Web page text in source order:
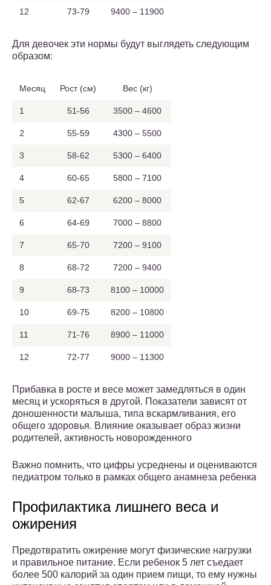
12 73-79 9400 – 11900
Для девочек эти нормы будут выглядеть следующим
образом:
Месяц Рост (см) Вес (кг)
1 51-56 3500 – 4600
2 55-59 4300 – 5500
3 58-62 5300 – 6400
4 60-65 5800 – 7100
5 62-67 6200 – 8000
6 64-69 7000 – 8800
7 65-70 7200 – 9100
8 68-72 7200 – 9400
9 68-73 8100 – 10000
10 69-75 8200 – 10800
11 71-76 8900 – 11000
12 72-77 9000 – 11300
Прибавка в росте и весе может замедляться в один
месяц и ускоряться в другой. Показатели зависят от
доношенности малыша, типа вскармливания, его
общего здоровья. Влияние оказывает образ жизни
родителей, активность новорожденного
Важно помнить, что цифры усреднены и оцениваются
педиатром только в рамках общего анамнеза ребенка
Профилактика лишнего веса и
ожирения
Предотвратить ожирение могут физические нагрузки
и правильное питание. Если ребенок 5 лет съедает
более 500 калорий за один прием пищи, то ему нужны